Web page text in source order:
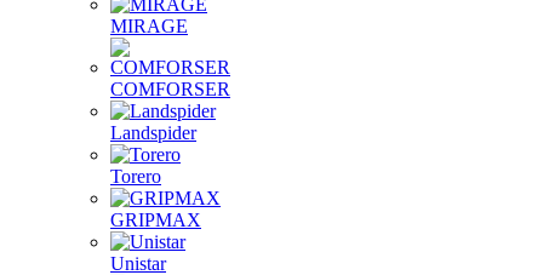
MIRAGE
COMFORSER
Landspider
Torero
GRIPMAX
Unistar